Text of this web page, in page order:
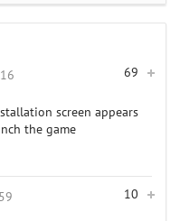
69
screen appears
the game
10